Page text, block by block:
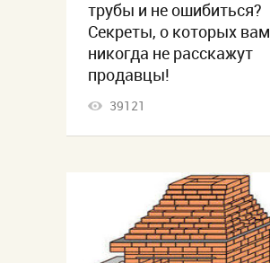
трубы и не ошибиться?
Секреты, о которых вам
никогда не расскажут
продавцы!
39121